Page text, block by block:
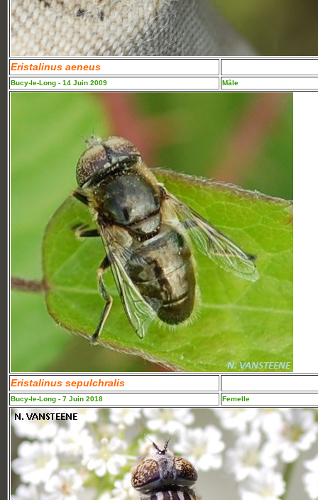
Eristalinus aeneus
Bucy-le-Long - 14 Juin 2009 Mâle
Eristalinus sepulchralis
Bucy-le-Long - 7 Juin 2018 Femelle